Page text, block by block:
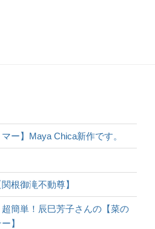
ー】Maya Chica新作です。
根御滝不動尊】
簡単！辰巳芳子さんの【菜の
】